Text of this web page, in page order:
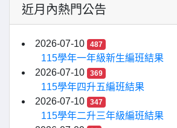
近月內熱門公告
2026-07-10 487
115學年一年級新生編班結果
2026-07-10
369
115學年四升五編班結果
2026-07-10
347
115學年二升三年級編班結果